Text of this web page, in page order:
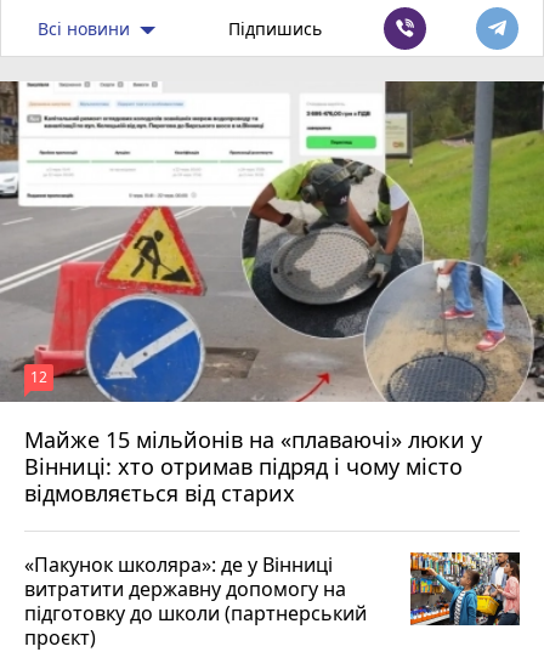
Всі новини Підпишись
Майже 15 мільйонів на «плаваючі» люки у
Вінниці: хто отримав підряд і чому місто
відмовляється від старих
12
«Пакунок школяра»: де у Вінниці
витратити державну допомогу на
підготовку до школи (партнерський
проєкт)